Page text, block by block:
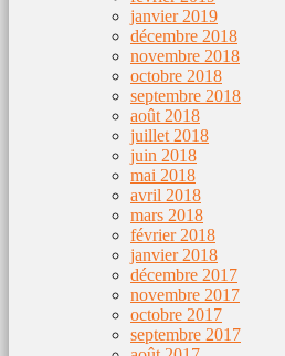
janvier 2019
décembre 2018
novembre 2018
octobre 2018
septembre 2018
août 2018
juillet 2018
juin 2018
mai 2018
avril 2018
mars 2018
février 2018
janvier 2018
décembre 2017
novembre 2017
octobre 2017
septembre 2017